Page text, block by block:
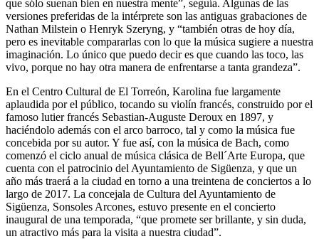
que sólo suenan bien en nuestra mente”, seguía. Algunas de las
versiones preferidas de la intérprete son las antiguas grabaciones de
Nathan Milstein o Henryk Szeryng, y “también otras de hoy día,
pero es inevitable compararlas con lo que la música sugiere a nuestra
imaginación. Lo único que puedo decir es que cuando las toco, las
vivo, porque no hay otra manera de enfrentarse a tanta grandeza”.
En el Centro Cultural de El Torreón, Karolina fue largamente
aplaudida por el público, tocando su violín francés, construido por el
famoso lutier francés Sebastian-Auguste Deroux en 1897, y
haciéndolo además con el arco barroco, tal y como la música fue
concebida por su autor. Y fue así, con la música de Bach, como
comenzó el ciclo anual de música clásica de Bell´Arte Europa, que
cuenta con el patrocinio del Ayuntamiento de Sigüenza, y que un
año más traerá a la ciudad en torno a una treintena de conciertos a lo
largo de 2017. La concejala de Cultura del Ayuntamiento de
Sigüenza, Sonsoles Arcones, estuvo presente en el concierto
inaugural de una temporada, “que promete ser brillante, y sin duda,
un atractivo más para la visita a nuestra ciudad”.